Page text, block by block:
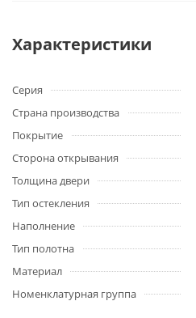
Характеристики
Серия
Страна производства
Покрытие
Сторона открывания
Толщина двери
Тип остекления
Наполнение
Тип полотна
Материал
Номенклатурная группа